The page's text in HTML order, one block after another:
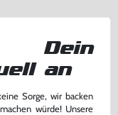
Dein
an
Sorge, wir backen
würde! Unsere